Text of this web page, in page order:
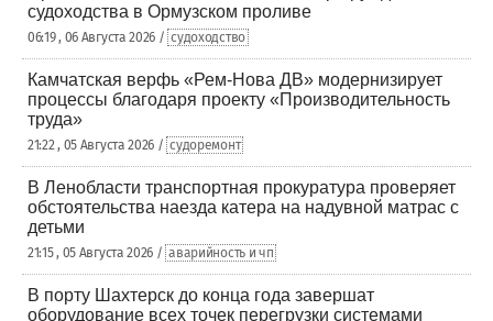
судоходства в Ормузском проливе
06:19 , 06 Августа 2026 / судоходство
Камчатская верфь «Рем-Нова ДВ» модернизирует
процессы благодаря проекту «Производительность
труда»
21:22 , 05 Августа 2026 / судоремонт
В Ленобласти транспортная прокуратура проверяет
обстоятельства наезда катера на надувной матрас с
детьми
21:15 , 05 Августа 2026 / аварийность и чп
В порту Шахтерск до конца года завершат
оборудование всех точек перегрузки системами